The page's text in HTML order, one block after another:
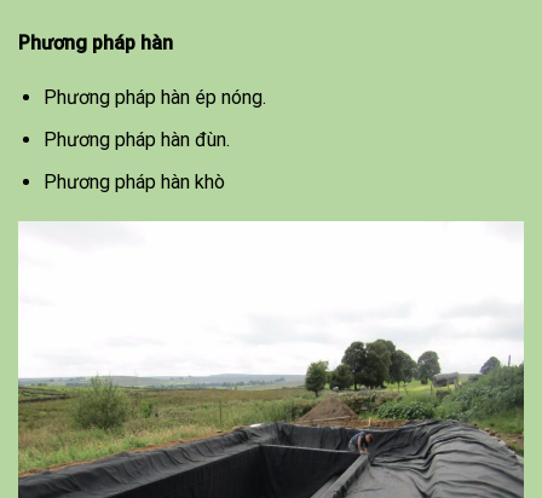
Phương pháp hàn
Phương pháp hàn ép nóng.
Phương pháp hàn đùn.
Phương pháp hàn khò